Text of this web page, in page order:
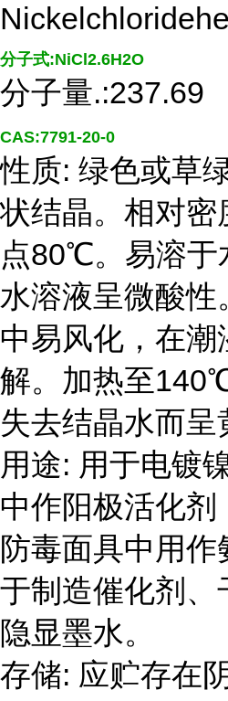
分子式:NiCl2.6H2O
分子量.:237.69
CAS:7791-20-0
性质: 绿色或草
状结晶。相对密
点80℃。易溶于
水溶液呈微酸性
中易风化，在潮
解。加热至
失去结晶水而呈
用途: 用于电镀
中作阳极活化剂
防毒面具中用作
于制造催化剂、
隐显墨水。
存储: 应贮存在